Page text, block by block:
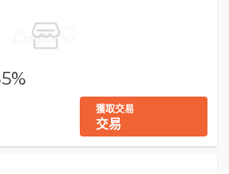
獲取交易
交易